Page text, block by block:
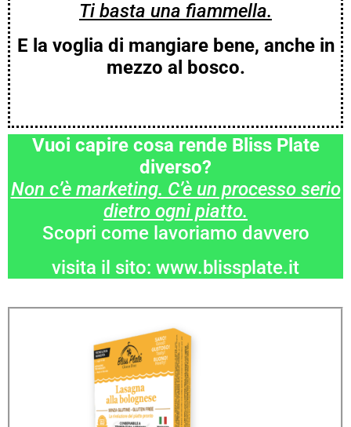
Ti basta una fiammella.
E la voglia di mangiare bene, anche in
mezzo al bosco.
Vuoi capire cosa rende Bliss Plate
diverso?
Non c’è marketing. C’è un processo serio
dietro ogni piatto.
Scopri come lavoriamo davvero
visita il sito: www.blissplate.it